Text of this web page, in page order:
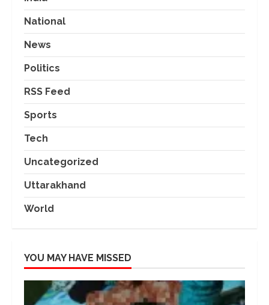
National
News
Politics
RSS Feed
Sports
Tech
Uncategorized
Uttarakhand
World
YOU MAY HAVE MISSED